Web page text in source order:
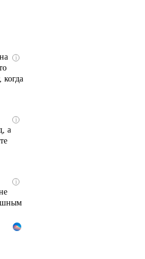
i
i
а
i